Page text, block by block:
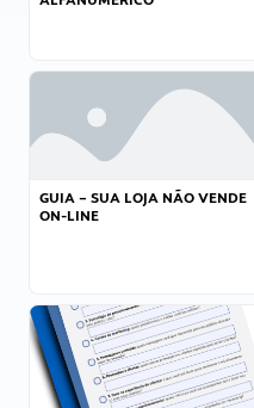
GUIA – SUA LOJA NÃO VENDE
ON-LINE